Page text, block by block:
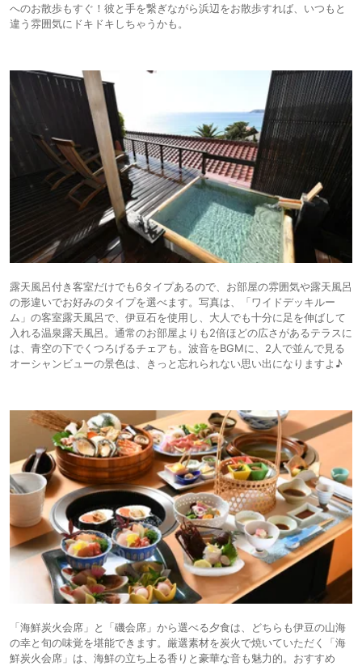
へのお散歩もすぐ！彼と手を繋ぎながら浜辺をお散歩すれば、いつもと
違う雰囲気にドキドキしちゃうかも。
露天風呂付き客室だけでも6タイプあるので、お部屋の雰囲気や露天風呂
の形違いでお好みのタイプを選べます。写真は、「ワイドデッキルー
ム」の客室露天風呂で、伊豆石を使用し、大人でも十分に足を伸ばして
入れる温泉露天風呂。通常のお部屋よりも2倍ほどの広さがあるテラスに
は、青空の下でくつろげるチェアも。波音をBGMに、2人で並んで見る
オーシャンビューの景色は、きっと忘れられない思い出になりますよ♪
「海鮮炭火会席」と「磯会席」から選べる夕食は、どちらも伊豆の山海
の幸と旬の味覚を堪能できます。厳選素材を炭火で焼いていただく「海
鮮炭火会席」は、海鮮の立ち上る香りと豪華な音も魅力的。おすすめ